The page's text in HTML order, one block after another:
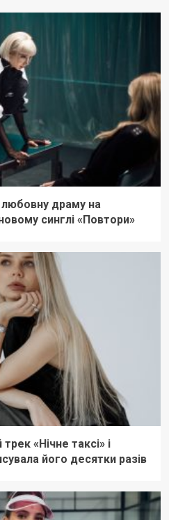
драму на
синглі «Повтори»
«Нічне таксі» і
його десятки разів